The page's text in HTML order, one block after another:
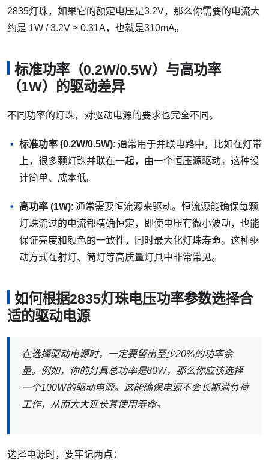
2835灯珠，如果它的额定电压是3.2V，那么你需要的电流大
约是 1W / 3.2V ≈ 0.31A，也就是310mA。
标准功率（0.2W/0.5W）与高功率
（1W）的驱动差异
不同功率的灯珠，对驱动电源的要求也完全不同。
标准功率 (0.2W/0.5W): 通常用于并联电路中，比如在灯带
上，很多颗灯珠并联在一起，由一个恒压源驱动。这种设
计简单、成本低。
高功率 (1W): 通常需要恒流源来驱动。恒流源能确保每颗
灯珠流过的电流都精确恒定，即使电压有微小波动，也能
保证亮度和颜色的一致性，同时最大化灯珠寿命。这种驱
动方式在射灯、筒灯等高质量灯具中非常常见。
如何根据2835灯珠电压功率参数选择合
适的驱动电源
在选择驱动电源时，一定要留出至少20%的功率余
量。例如，你的灯具总功率是80W，那么你应该选择
一个100W的驱动电源。这能确保电源不会长期满负荷
工作，从而大大延长其使用寿命。
选择电源时，要牢记两点：